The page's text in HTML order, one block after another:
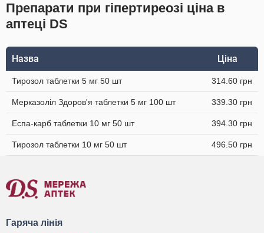
Препарати при гіпертиреозі ціна в
аптеці DS
Назва Ціна
Тирозол таблетки 5 мг 50 шт 314.60 грн
Мерказоліл Здоров'я таблетки 5 мг 100 шт 339.30 грн
Еспа-карб таблетки 10 мг 50 шт 394.30 грн
Тирозол таблетки 10 мг 50 шт 496.50 грн
Гаряча лінія